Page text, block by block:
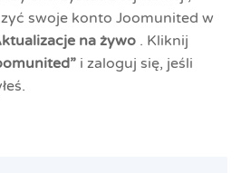
swoje konto Joomunited w
na żywo . Kliknij
i zaloguj się, jeśli